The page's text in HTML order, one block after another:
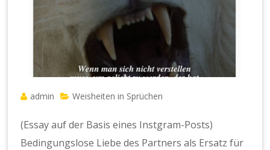
admin Weisheiten in Sprüchen
(Essay auf der Basis eines Instgram-Posts)
Bedingungslose Liebe des Partners als Ersatz für